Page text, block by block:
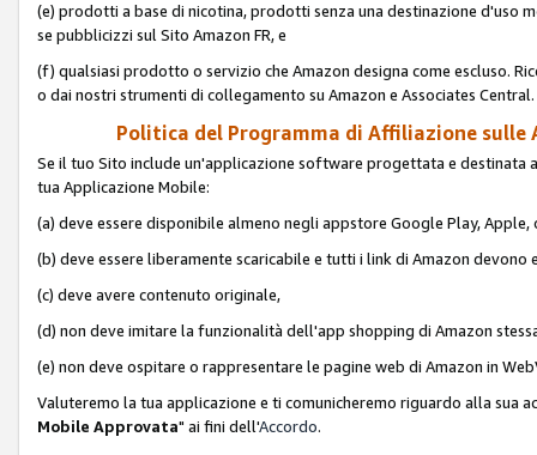
(e) prodotti a base di nicotina, prodotti senza una destinazione d'uso
se pubblicizzi sul Sito Amazon FR, e
(f) qualsiasi prodotto o servizio che Amazon designa come escluso.
o dai nostri strumenti di collegamento su Amazon e Associates Central.
Politica del Programma di Affiliazione
Se il tuo Sito include un'applicazione software progettata e
tua Applicazione Mobile:
(a) deve essere disponibile almeno negli appstore Google Play, Apple,
(b) deve essere liberamente scaricabile e tutti i link di Amazon devono
(c) deve avere contenuto originale,
(d) non deve imitare la funzionalità dell'app shopping di Amazon
(e) non deve ospitare o rappresentare le pagine web di Amazon in
Valuteremo la tua applicazione e ti comunicheremo riguardo alla sua
Mobile Approvata" ai fini dell'Accordo.